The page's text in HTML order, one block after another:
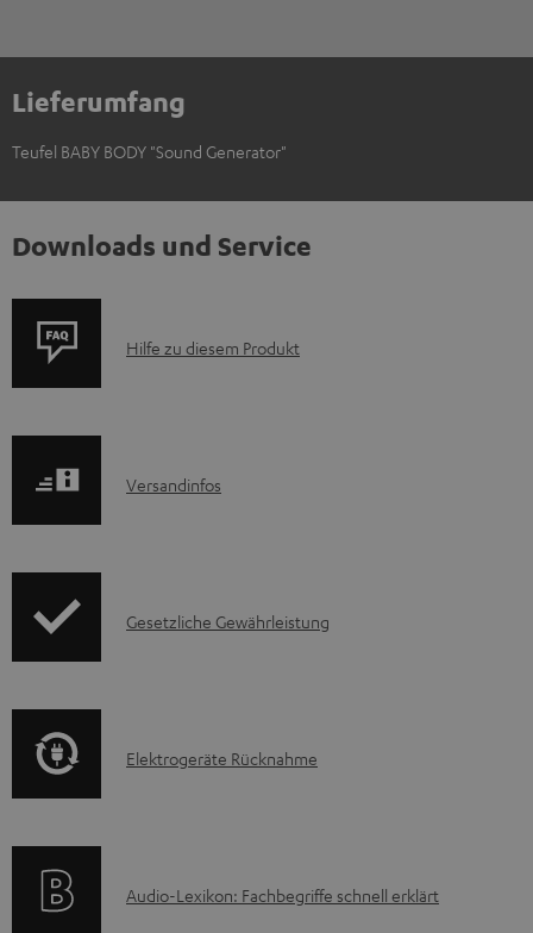
Lieferumfang
Teufel BABY BODY "Sound Generator"
Downloads und Service
P
u
A
Hilfe zu diesem Produkt
I
r
i
n
Versandinfos
I
r
i
Gesetzliche Gewährleistung
E
t
Elektrogeräte Rücknahme
A
Audio-Lexikon: Fachbegriffe schnell erklärt